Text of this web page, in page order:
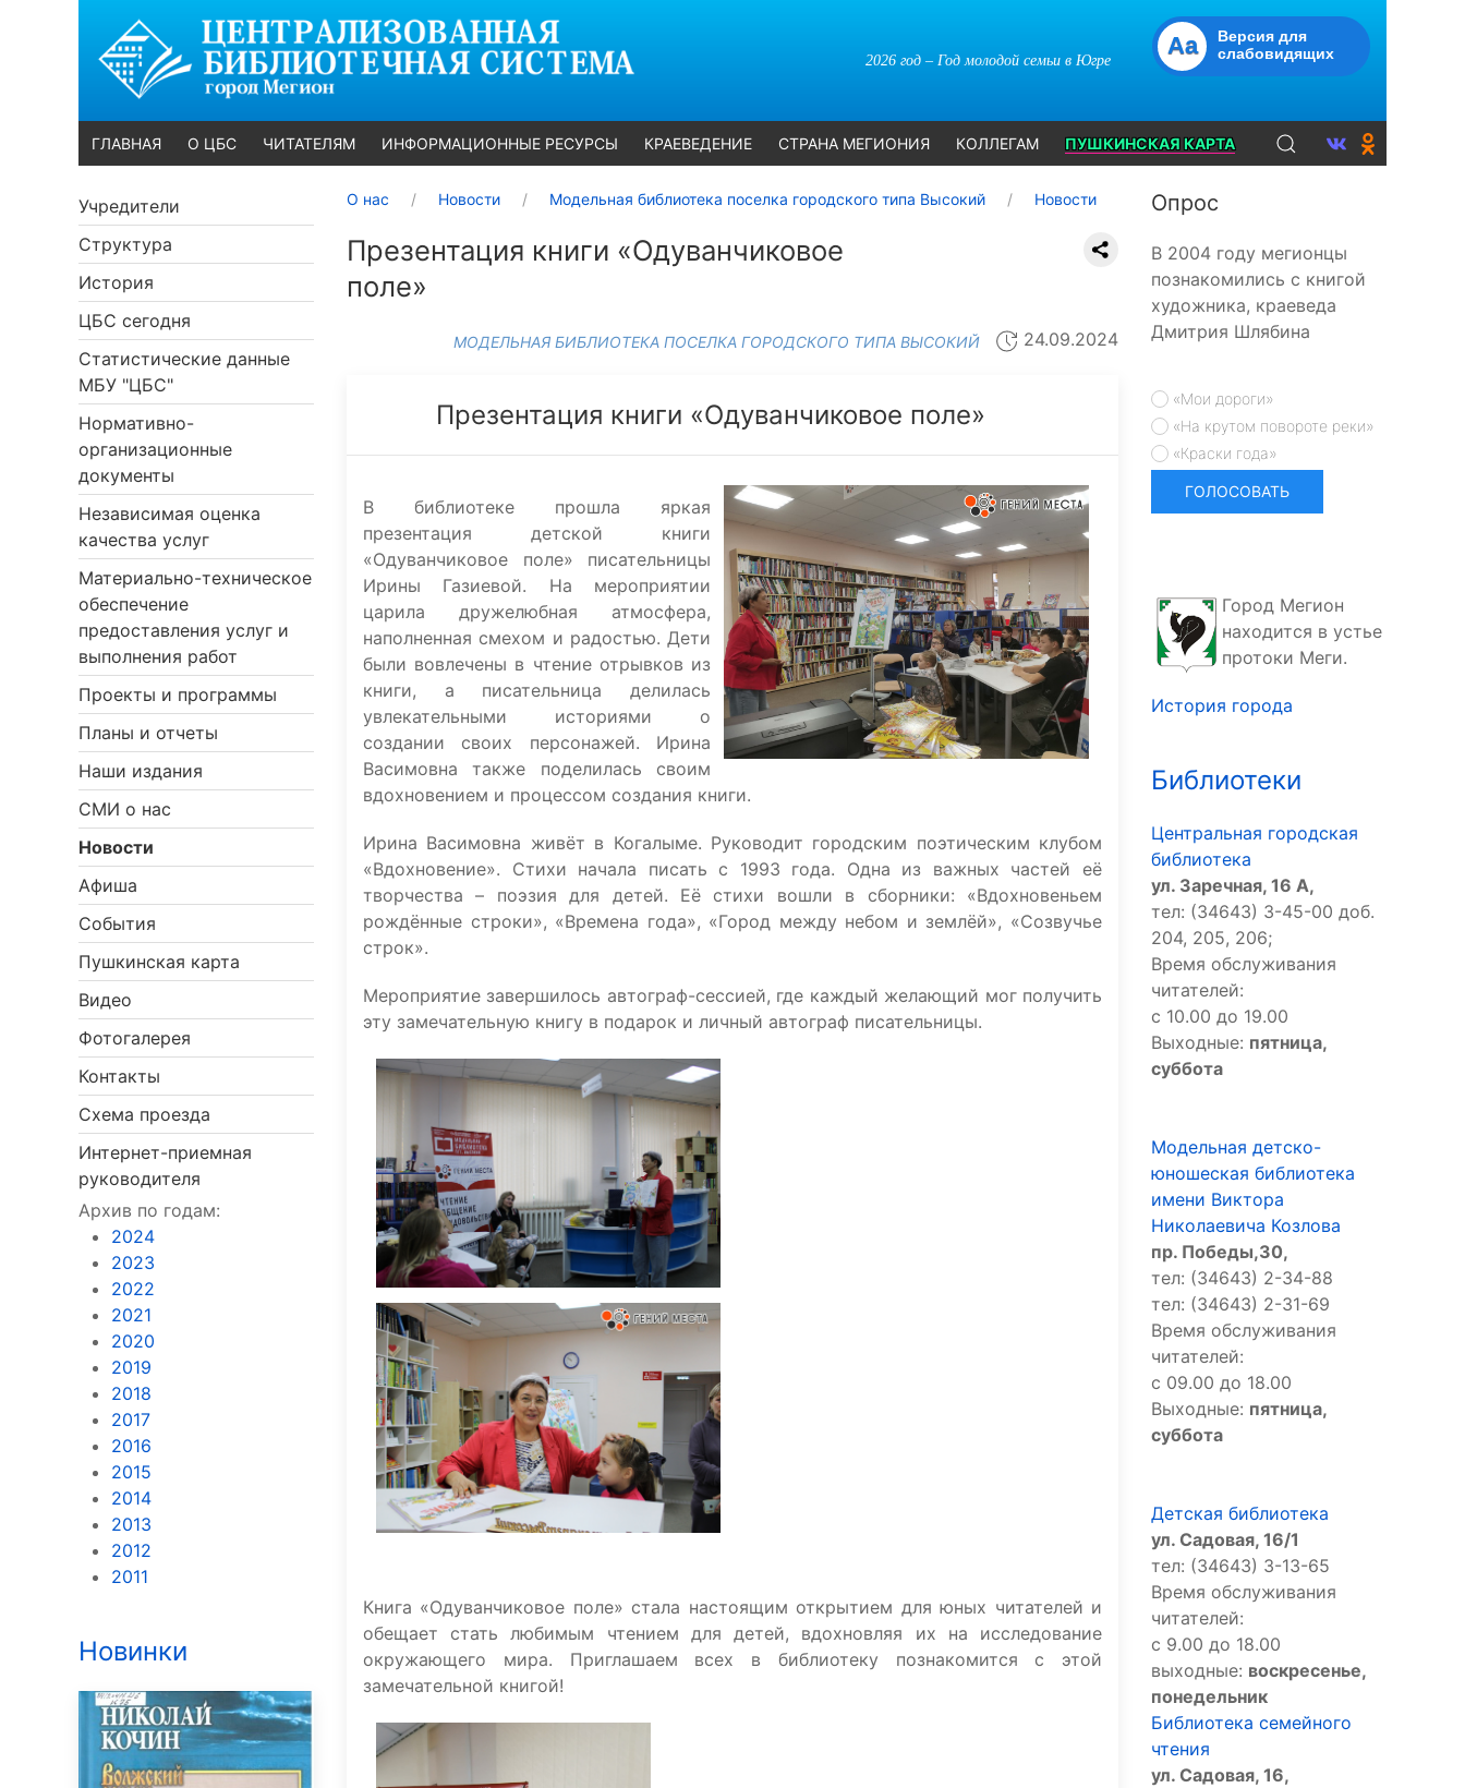
2026 год – Год молодой семьи в Югре
Aa
Версия для
слабовидящих
ГЛАВНАЯ О ЦБС ЧИТАТЕЛЯМ ИНФОРМАЦИОННЫЕ РЕСУРСЫ КРАЕВЕДЕНИЕ СТРАНА МЕГИОНИЯ КОЛЛЕГАМ ПУШКИНСКАЯ КАРТА
Учредители
Структура
История
ЦБС сегодня
Статистические данные
МБУ "ЦБС"
Нормативно-
организационные
документы
Независимая оценка
качества услуг
Материально-техническое
обеспечение
предоставления услуг и
выполнения работ
Проекты и программы
Планы и отчеты
Наши издания
СМИ о нас
Новости
Афиша
События
Пушкинская карта
Видео
Фотогалерея
Контакты
Схема проезда
Интернет-приемная
руководителя
Архив по годам:
2024
2023
2022
2021
2020
2019
2018
2017
2016
2015
2014
2013
2012
2011
Новинки
О нас Новости Модельная библиотека поселка городского типа Высокий Новости
Презентация книги «Одуванчиковое
поле»
МОДЕЛЬНАЯ БИБЛИОТЕКА ПОСЕЛКА ГОРОДСКОГО ТИПА ВЫСОКИЙ 24.09.2024
Презентация книги «Одуванчиковое поле»
В библиотеке прошла яркая
презентация детской книги
«Одуванчиковое поле» писательницы
Ирины Газиевой. На мероприятии
царила дружелюбная атмосфера,
наполненная смехом и радостью. Дети
были вовлечены в чтение отрывков из
книги, а писательница делилась
увлекательными историями о
создании своих персонажей. Ирина
Васимовна также поделилась своим
вдохновением и процессом создания книги.
Ирина Васимовна живёт в Когалыме. Руководит городским поэтическим клубом
«Вдохновение». Стихи начала писать с 1993 года. Одна из важных частей её
творчества – поэзия для детей. Её стихи вошли в сборники: «Вдохновеньем
рождённые строки», «Времена года», «Город между небом и землёй», «Созвучье
строк».
Мероприятие завершилось автограф-сессией, где каждый желающий мог получить
эту замечательную книгу в подарок и личный автограф писательницы.
Книга «Одуванчиковое поле» стала настоящим открытием для юных читателей и
обещает стать любимым чтением для детей, вдохновляя их на исследование
окружающего мира. Приглашаем всех в библиотеку познакомится с этой
замечательной книгой!
Опрос
В 2004 году мегионцы
познакомились с книгой
художника, краеведа
Дмитрия Шлябина
«Мои дороги»
«На крутом повороте реки»
«Краски года»
Город Мегион
находится в устье
протоки Меги.
История города
Библиотеки
Центральная городская
библиотека
ул. Заречная, 16 А,
тел: (34643) 3-45-00 доб.
204, 205, 206;
Время обслуживания
читателей:
с 10.00 до 19.00
Выходные: пятница,
суббота
Модельная детско-
юношеская библиотека
имени Виктора
Николаевича Козлова
пр. Победы,30,
тел: (34643) 2-34-88
тел: (34643) 2-31-69
Время обслуживания
читателей:
с 09.00 до 18.00
Выходные: пятница,
суббота
Детская библиотека
ул. Садовая, 16/1
тел: (34643) 3-13-65
Время обслуживания
читателей:
с 9.00 до 18.00
выходные: воскресенье,
понедельник
Библиотека семейного
чтения
ул. Садовая, 16,